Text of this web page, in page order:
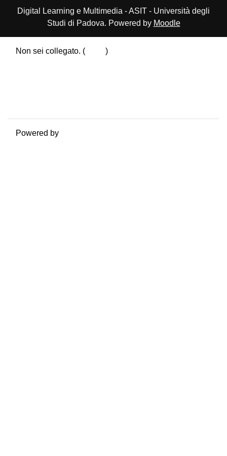
Digital Learning e Multimedia - ASIT - Università degli
Studi di Padova. Powered by Moodle
Non sei collegato. (
)
Powered by